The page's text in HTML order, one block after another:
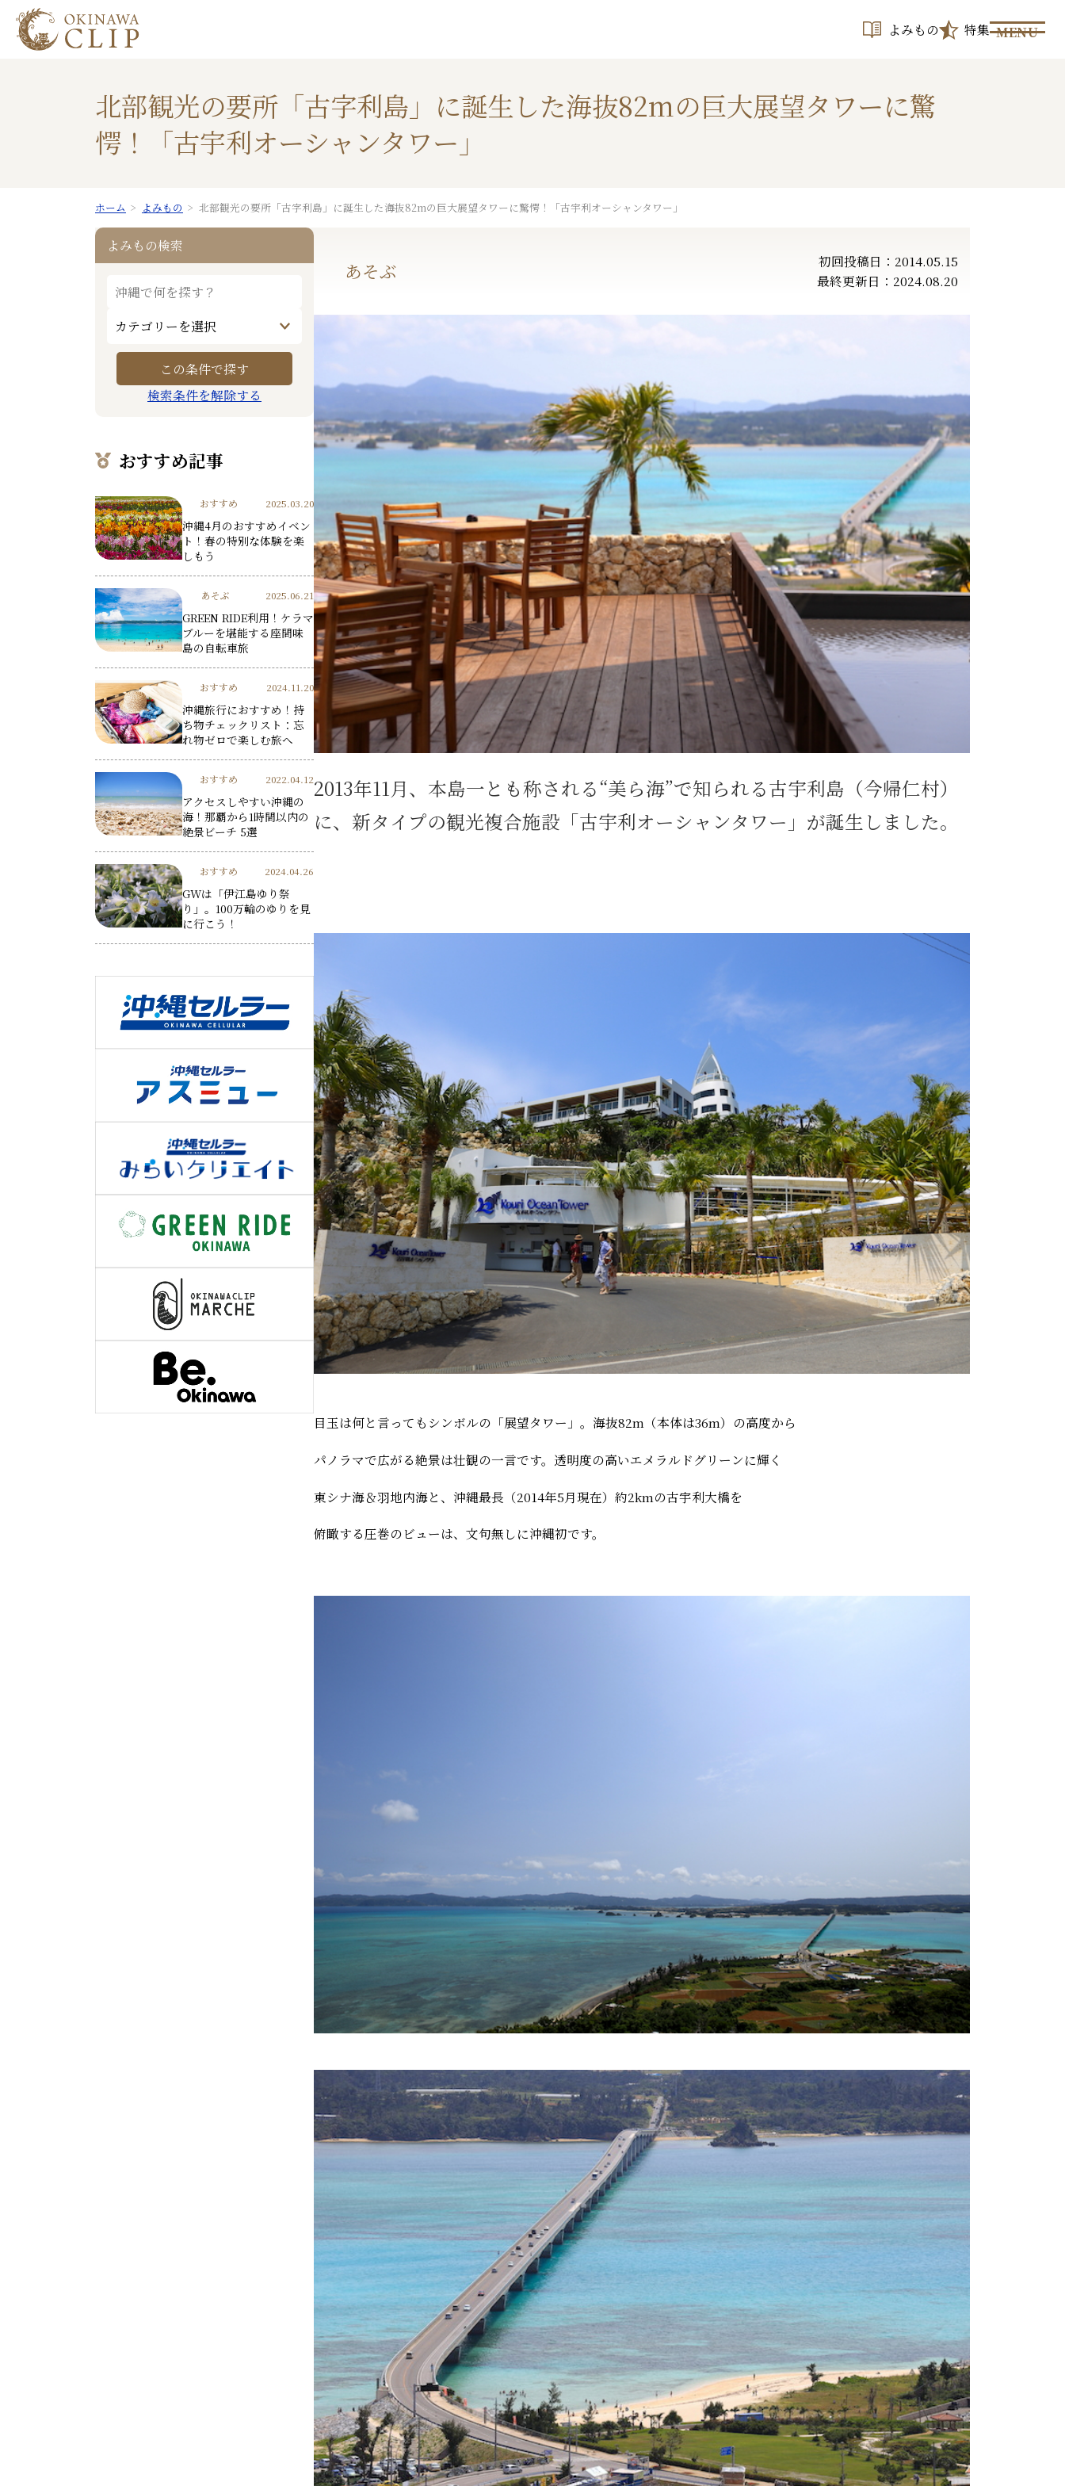
よみもの 特集 MENU
北部観光の要所「古字利島」に誕生した海抜82mの巨大展望タワーに驚
愕！「古宇利オーシャンタワー」
ホーム よみもの 北部観光の要所「古字利島」に誕生した海抜82mの巨大展望タワーに驚愕！「古宇利オーシャンタワー」
あそぶ
初回投稿日：2014.05.15
最終更新日：2024.08.20
2013年11月、本島一とも称される“美ら海”で知られる古宇利島（今帰仁村）
に、新タイプの観光複合施設「古宇利オーシャンタワー」が誕生しました。
目玉は何と言ってもシンボルの「展望タワー」。海抜82m（本体は36m）の高度から
パノラマで広がる絶景は壮観の一言です。透明度の高いエメラルドグリーンに輝く
東シナ海＆羽地内海と、沖縄最長（2014年5月現在）約2kmの古宇利大橋を
俯瞰する圧巻のビューは、文句無しに沖縄初です。
よみもの検索
検索条件を解除する
おすすめ記事
おすすめ 2025.03.20
沖縄4月のおすすめイベン
ト！春の特別な体験を楽
しもう
あそぶ 2025.06.21
GREEN RIDE利用！ケラマ
ブルーを堪能する座間味
島の自転車旅
おすすめ 2024.11.20
沖縄旅行におすすめ！持
ち物チェックリスト：忘
れ物ゼロで楽しむ旅へ
おすすめ 2022.04.12
アクセスしやすい沖縄の
海！那覇から1時間以内の
絶景ビーチ 5選
おすすめ 2024.04.26
GWは「伊江島ゆり祭
り」。100万輪のゆりを見
に行こう！